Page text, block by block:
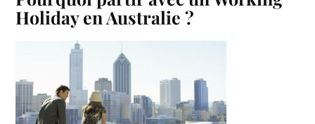
Holiday en Australie ?